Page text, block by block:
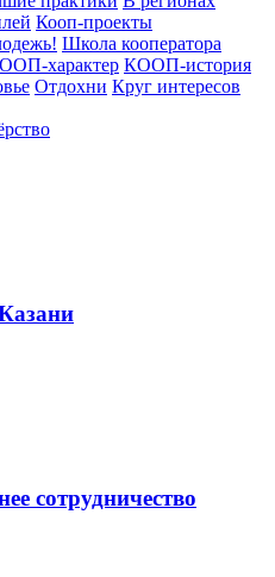
Кооп-проекты
Школа кооператора
характер КООП-история
Отдохни Круг интересов
сотрудничество